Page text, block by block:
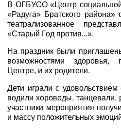
В ОГБУСО «Центр
«Радуга» Братского района»
театрализованное
«Старый Год против...».
На праздник были
возможностями
Центре, и их родители.
Дети играли с
водили хороводы, танцевали,
участники мероприятия
и массу положительных